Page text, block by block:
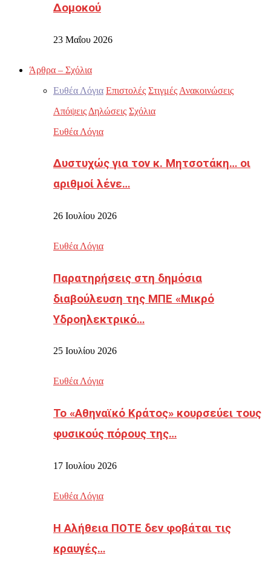
Δομοκού
23 Μαΐου 2026
Άρθρα – Σχόλια
Ευθέα Λόγια Επιστολές Στιγμές Ανακοινώσεις
Απόψεις Δηλώσεις Σχόλια
Ευθέα Λόγια
Δυστυχώς για τον κ. Μητσοτάκη… οι
αριθμοί λένε…
26 Ιουλίου 2026
Ευθέα Λόγια
Παρατηρήσεις στη δημόσια
διαβούλευση της ΜΠΕ «Μικρό
Υδροηλεκτρικό…
25 Ιουλίου 2026
Ευθέα Λόγια
Το «Αθηναϊκό Κράτος» κουρσεύει τους
φυσικούς πόρους της…
17 Ιουλίου 2026
Ευθέα Λόγια
Η Αλήθεια ΠΟΤΕ δεν φοβάται τις
κραυγές…